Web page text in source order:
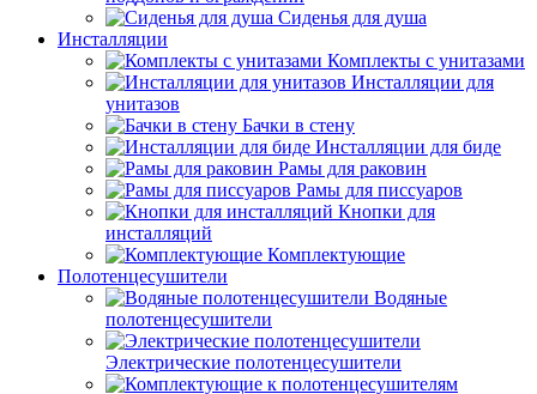
Сиденья для душа
Инсталляции
Комплекты с унитазами
Инсталляции для
унитазов
Бачки в стену
Инсталляции для биде
Рамы для раковин
Рамы для писсуаров
Кнопки для
инсталляций
Комплектующие
Полотенцесушители
Водяные
полотенцесушители
Электрические полотенцесушители